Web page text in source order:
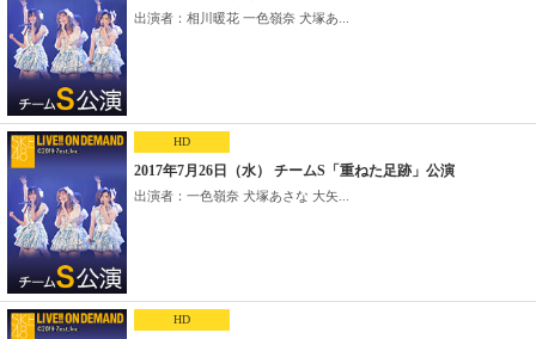
出演者：相川暖花 一色嶺奈 犬塚あ...
HD
2017年7月26日（水） チームS「重ねた足跡」公演
出演者：一色嶺奈 犬塚あさな 大矢...
HD